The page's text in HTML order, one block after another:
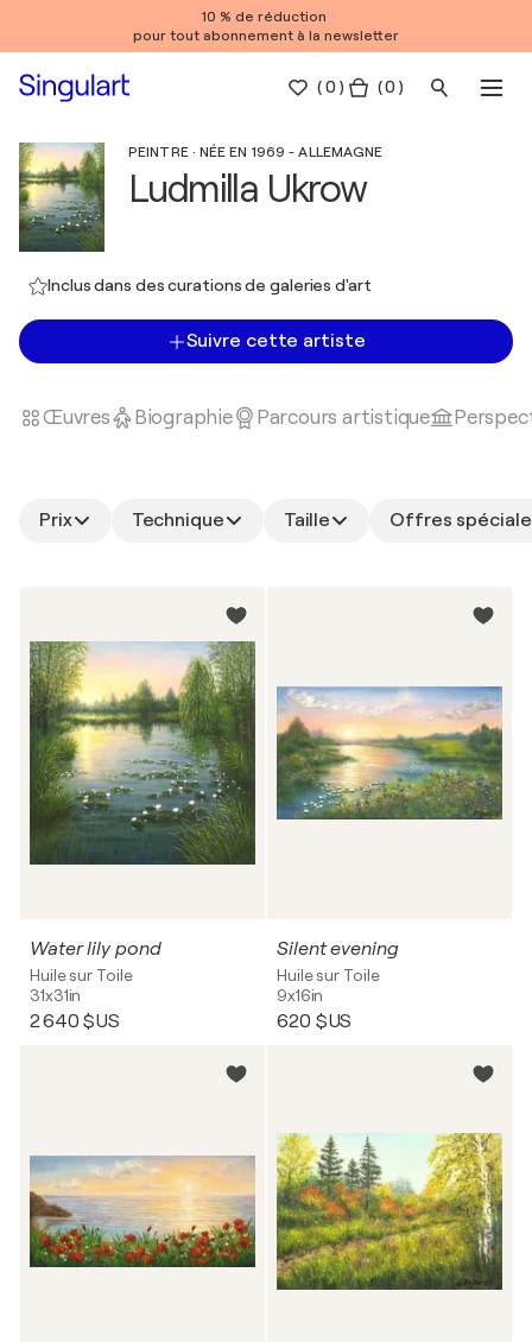
10 % de réduction
pour tout abonnement à la newsletter
(0 ) ( 0 )
PEINTRE · NÉE EN 1969 - ALLEMAGNE
Ludmilla Ukrow
Inclus dans des curations de galeries d'art
Suivre cette artiste
Œuvres Biographie Parcours artistique
Prix Technique Taille Offres
Water lily pond
Huile sur Toile
31x31in
2 640 $US
Silent evening
Huile sur Toile
9x16in
620 $US